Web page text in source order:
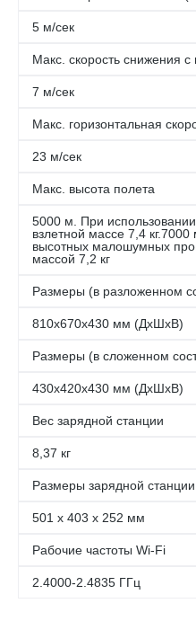
5 м/сек
Макс. скорость снижения с
7 м/сек
Макс. горизонтальная
23 м/сек
Макс. высота полета
5000 м. При
взлетной массе 7,4
высотных малошумных
массой 7,2 кг
Размеры (в разложенном
810х670х430 мм (ДхШхВ)
Размеры (в сложенном
430х420х430 мм (ДхШхВ)
Вес зарядной станции
8,37 кг
Размеры зарядной станции
501 x 403 x 252 мм
Рабочие частоты Wi-Fi
2.4000-2.4835 ГГц